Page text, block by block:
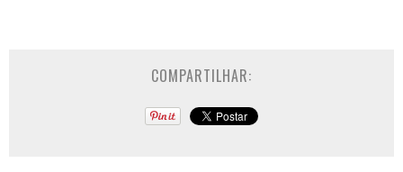
COMPARTILHAR: